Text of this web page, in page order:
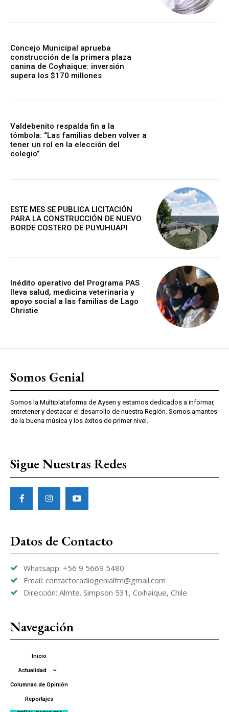
Concejo Municipal aprueba
construcción de la primera plaza
canina de Coyhaique: inversión
supera los $170 millones
Valdebenito respalda fin a la
tómbola: “Las familias deben volver a
tener un rol en la elección del
colegio”
ESTE MES SE PUBLICA LICITACIÓN
PARA LA CONSTRUCCIÓN DE NUEVO
BORDE COSTERO DE PUYUHUAPI
Inédito operativo del Programa PAS
lleva salud, medicina veterinaria y
apoyo social a las familias de Lago
Christie
Somos Genial
Somos la Multiplataforma de Aysen y estamos dedicados a informar,
entretener y destacar el desarrollo de nuestra Región. Somos amantes
de la buena música y los éxitos de primer nivel.
Sigue Nuestras Redes
Datos de Contacto
Whatsapp: +56 9 5669 5480
Email: contactoradiogenialfm@gmail.com
Dirección: Almte. Simpson 531, Coihaique, Chile
Navegación
Inicio
Actualidad
Columnas de Opinión
Reportajes